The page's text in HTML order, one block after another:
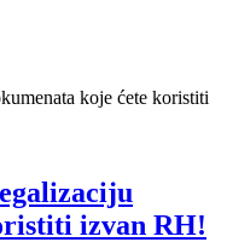
izvan RH!